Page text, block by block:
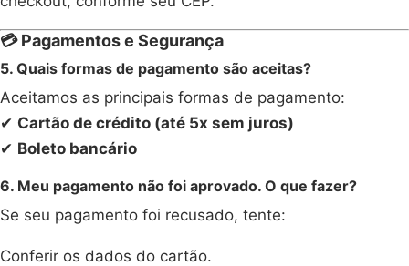
💳 Pagamentos e Segurança
5. Quais formas de pagamento são aceitas?
Aceitamos as principais formas de pagamento:
✔ Cartão de crédito (até 5x sem juros)
✔ Boleto bancário
6. Meu pagamento não foi aprovado. O que fazer?
Se seu pagamento foi recusado, tente:
Conferir os dados do cartão.